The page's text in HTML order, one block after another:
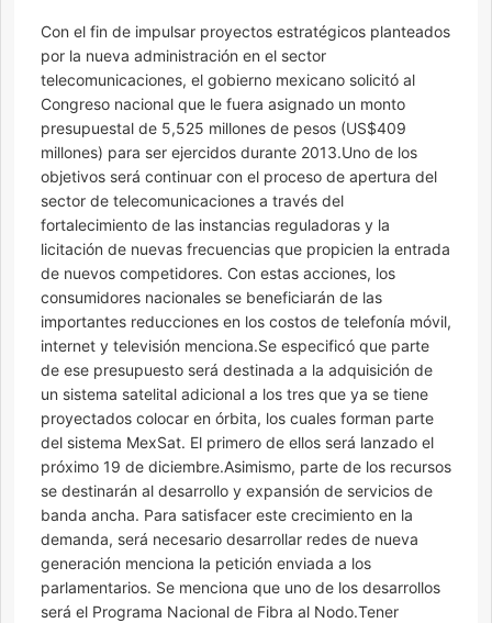
Con el fin de impulsar proyectos estratégicos planteados
por la nueva administración en el sector
telecomunicaciones, el gobierno mexicano solicitó al
Congreso nacional que le fuera asignado un monto
presupuestal de 5,525 millones de pesos (US$409
millones) para ser ejercidos durante 2013.Uno de los
objetivos será continuar con el proceso de apertura del
sector de telecomunicaciones a través del
fortalecimiento de las instancias reguladoras y la
licitación de nuevas frecuencias que propicien la entrada
de nuevos competidores. Con estas acciones, los
consumidores nacionales se beneficiarán de las
importantes reducciones en los costos de telefonía móvil,
internet y televisión menciona.Se especificó que parte
de ese presupuesto será destinada a la adquisición de
un sistema satelital adicional a los tres que ya se tiene
proyectados colocar en órbita, los cuales forman parte
del sistema MexSat. El primero de ellos será lanzado el
próximo 19 de diciembre.Asimismo, parte de los recursos
se destinarán al desarrollo y expansión de servicios de
banda ancha. Para satisfacer este crecimiento en la
demanda, será necesario desarrollar redes de nueva
generación menciona la petición enviada a los
parlamentarios. Se menciona que uno de los desarrollos
será el Programa Nacional de Fibra al Nodo.Tener